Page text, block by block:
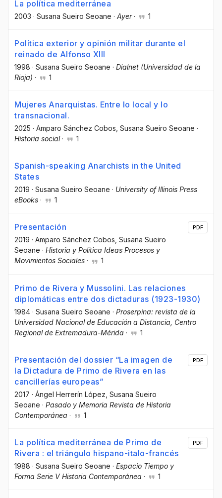
La política mediterránea
2003 · Susana Sueiro Seoane · Ayer· 1
Política exterior y opinión militar durante el
reinado de Alfonso XIII
1998 · Susana Sueiro Seoane · Dialnet (Universidad de la
Rioja) · 1
Mujeres Anarquistas. Entre lo local y lo
transnacional.
2025 · Amparo Sánchez Cobos , Susana Sueiro Seoane ·
Historia social· 1
Spanish-speaking Anarchists in the United
States
2019 · Susana Sueiro Seoane · University of Illinois Press
eBooks · 1
Presentación
2019 · Amparo Sánchez Cobos, Susana Sueiro
Seoane · Historia y Política Ideas Procesos y
Movimientos Sociales · 1
PDF
Primo de Rivera y Mussolini. Las relaciones
diplomáticas entre dos dictaduras (1923-1930)
1984 · Susana Sueiro Seoane · Proserpina: revista de la
Universidad Nacional de Educación a Distancia, Centro
Regional de Extremadura-Mérida · 1
Presentación del dossier “La imagen de
la Dictadura de Primo de Rivera en las
cancillerías europeas”
2017 · Ángel Herrerín López , Susana Sueiro
Seoane · Pasado y Memoria Revista de Historia
Contemporánea · 1
PDF
La política mediterránea de Primo de
Rivera : el triángulo hispano-italo-francés
1988 · Susana Sueiro Seoane · Espacio Tiempo y
Forma Serie V Historia Contemporánea · 1
PDF